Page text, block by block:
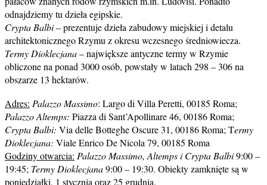
odnajdziemy tu dzieła egipskie.
Crypta Balbi– prezentuje dzieła zabudowy miejskiej i detalu
architektonicznego Rzymu z okresu wczesnego średniowiecza.
Termy Dioklecjana– największe antyczne termy w Rzymie
obliczone na ponad 3000 osób, powstały w latach 298 – 306 na
obszarze 13 hektarów.
Adres: Palazzo Massimo: Largo di Villa Peretti, 00185 Roma;
Palazzo Altemps: Piazza di Sant’Apollinare 46, 00186 Roma;
Crypta Balbi: Via delle Botteghe Oscure 31, 00186 Roma; Termy
Dioklecjana: Viale Enrico De Nicola 79, 00185 Roma
Godziny otwarcia: Palazzo Massimo, Altemps i Crypta Balbi9:00 –
19:45; Termy Dioklecjana9:00 – 19:30. Obiekty zamknięte są w
poniedziałki, 1 stycznia oraz 25 grudnia.